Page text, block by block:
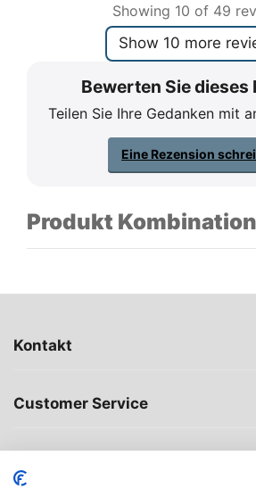
Showing 10 of 49
Show 10 more
Bewerten Sie dieses
Teilen Sie Ihre Gedanken mit
Eine Rezension
Produkt
Kontakt
Customer Service